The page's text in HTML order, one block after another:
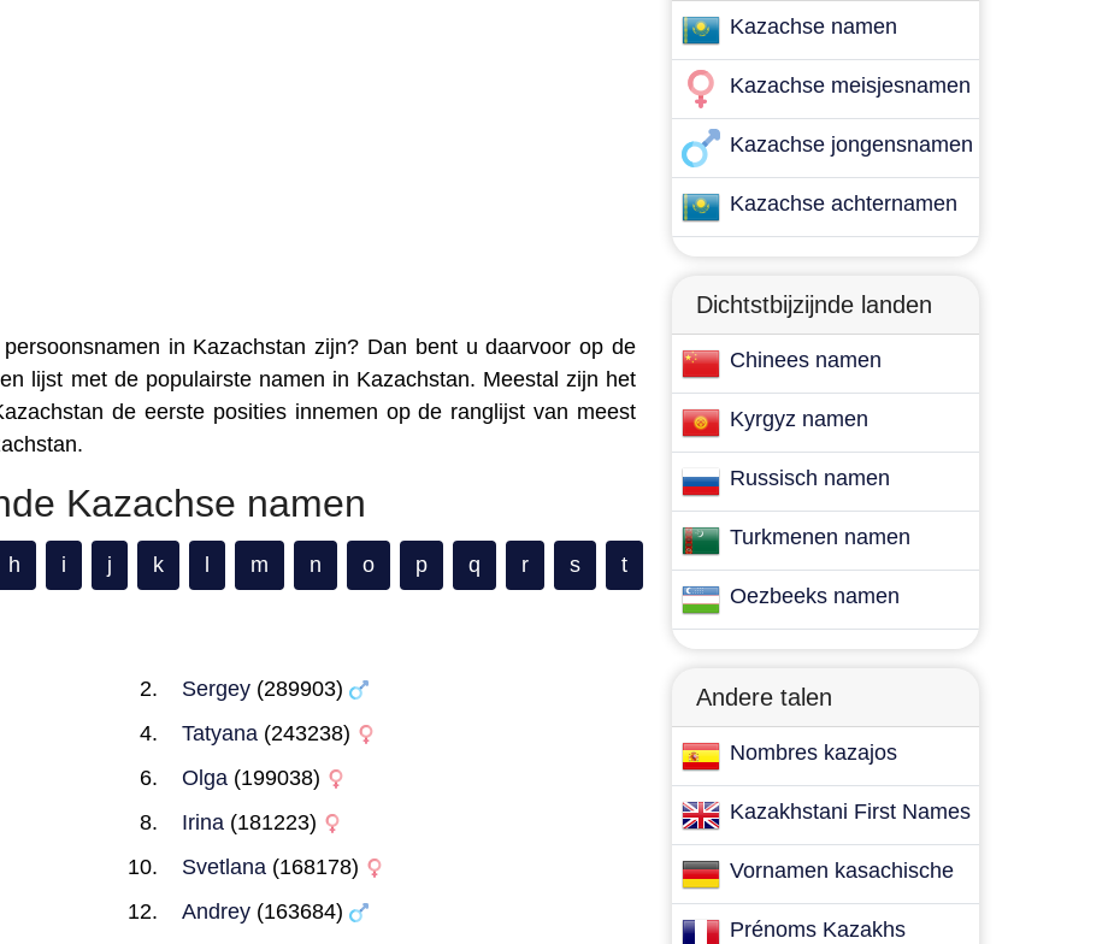
in Kazachstan zijn? Dan bent u daarvoor op de
lijst met de populairste namen in Kazachstan. Meestal zijn het
de eerste posities innemen op de ranglijst van meest
Kazachse namen
h i j k m n o p q r s t
Sergey(289903)
Tatyana(243238)
Olga(199038)
Irina(181223)
Svetlana(168178)
Andrey(163684)
Kazachse namen
Kazachse meisjesnamen
Kazachse jongensnamen
Kazachse achternamen
Dichtstbijzijnde landen
Chinees namen
Kyrgyz namen
Russisch namen
Turkmenen namen
Oezbeeks namen
Andere talen
Nombres kazajos
Kazakhstani First Names
Vornamen kasachische
Prénoms Kazakhs